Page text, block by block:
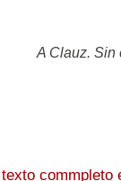
A Clauz. Sin
commpleto